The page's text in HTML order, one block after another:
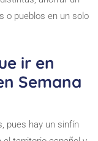
o pueblos en un solo
ir en
Semana
pues hay un sinfín